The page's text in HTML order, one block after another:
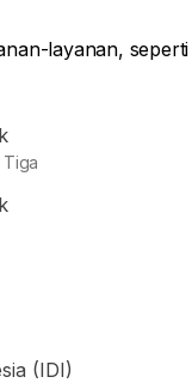
layanan,
mampu
sebagai
juga mampu
dan lain-lain.
Tiga
(IDI)